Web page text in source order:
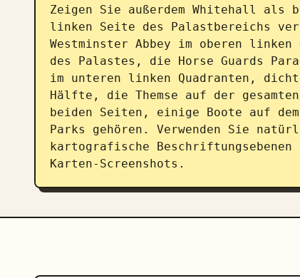
Zeigen Sie außerdem Whitehall
linken Seite des Palastbereichs
Westminster Abbey im oberen
des Palastes, die Horse Guards
im unteren linken Quadranten,
Hälfte, die Themse auf der
beiden Seiten, einige Boote auf dem
Parks gehören. Verwenden Sie
kartografische Beschriftungsebenen
Karten-Screenshots.